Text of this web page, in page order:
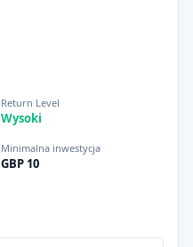
Return Level
Wysoki
Minimalna inwestycja
GBP 10